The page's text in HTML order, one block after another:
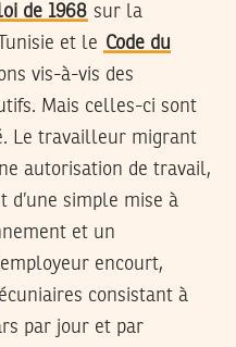
de 1968 sur la
et le Code du
vis-à-vis des
Mais celles-ci sont
Le travailleur migrant
autorisation de travail,
d’une simple mise à
et un
encourt,
consistant à
par jour et par